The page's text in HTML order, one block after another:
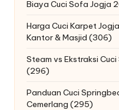
Biaya Cuci Sofa Jogja
Harga Cuci Karpet
Kantor & Masjid (306)
Steam vs Ekstraksi
(296)
Panduan Cuci
Cemerlang (295)